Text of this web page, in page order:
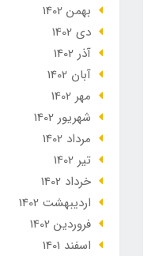
بهمن 1402
دی 1402
آذر 1402
آبان 1402
مهر 1402
شهریور 1402
مرداد 1402
تير 1402
خرداد 1402
ارديبهشت 1402
فروردین 1402
اسفند 1401